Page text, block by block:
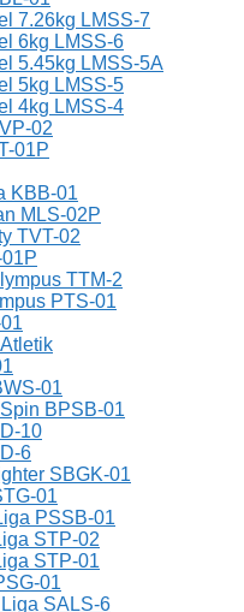
7.26kg LMSS-7
6kg LMSS-6
5.45kg LMSS-5A
5kg LMSS-5
4kg LMSS-4
02
01P
KBB-01
MLS-02P
TVT-02
TTM-2
PTS-01
01
BPSB-01
10
6
SBGK-01
01
PSSB-01
STP-02
STP-01
01
SALS-6